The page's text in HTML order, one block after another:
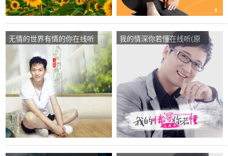
无情的世界有情的你在线听
(原唱是王建荣)，笑看人生
演唱点播:54次
我的情深你若懂在线听(原
唱是王建荣)，春花秋月演